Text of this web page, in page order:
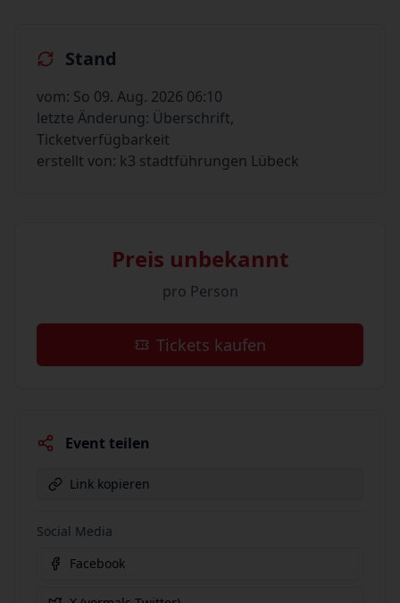
Stand
vom: So 09. Aug. 2026 06:10
letzte Änderung: Überschrift,
Ticketverfügbarkeit
erstellt von: k3 stadtführungen Lübeck
Preis unbekannt
pro Person
Tickets kaufen
Event teilen
Link kopieren
Social Media
Facebook